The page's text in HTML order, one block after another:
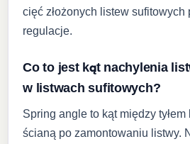
cięć złożonych listew sufitowych
regulacje.
Co to jest kąt nachylenia
w listwach sufitowych?
Spring angle to kąt między
ścianą po zamontowaniu listwy.